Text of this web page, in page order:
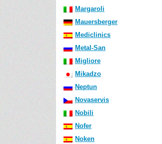
Margaroli
Mauersberger
Mediclinics
Metal-San
Migliore
Mikadzo
Neptun
Novaservis
Nobili
Nofer
Noken